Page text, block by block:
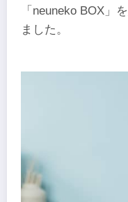
「neuneko BOX」を
ました。